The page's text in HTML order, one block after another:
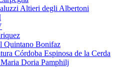
Altieri degli Albertoni
Quintano Bonifaz
Córdoba Espinosa de la Cerda
Doria Pamphilj